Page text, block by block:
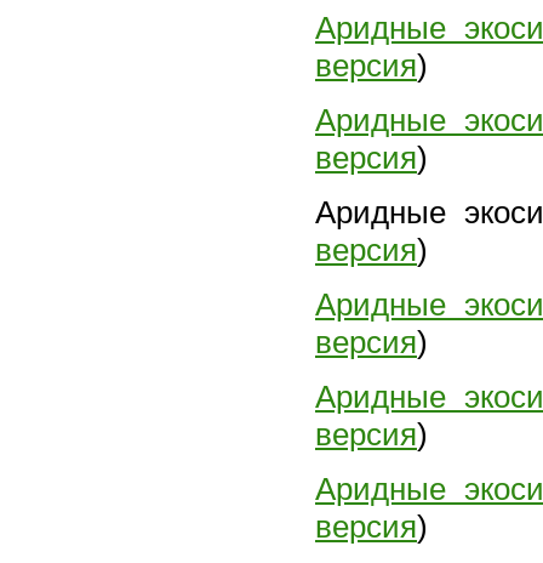
Аридные
версия)
Аридные
версия)
Аридные
версия)
Аридные
версия)
Аридные
версия)
Аридные
версия)